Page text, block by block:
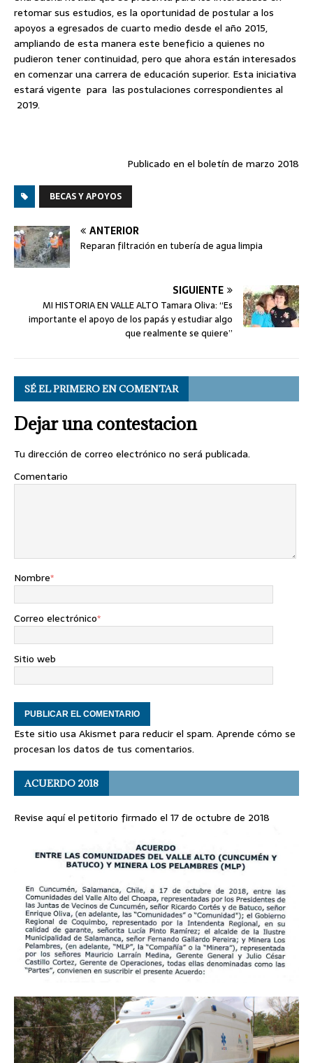
retomar sus estudios, es la oportunidad de postular a los
apoyos a egresados de cuarto medio desde el año 2015,
ampliando de esta manera este beneficio a quienes no
pudieron tener continuidad, pero que ahora están interesados
en comenzar una carrera de educación superior. Esta iniciativa
estará vigente para las postulaciones correspondientes al
2019.
Publicado en el boletín de marzo 2018
BECAS Y APOYOS
ANTERIOR
Reparan filtración en tubería de agua limpia
SIGUIENTE
MI HISTORIA EN VALLE ALTO Tamara Oliva: “Es
importante el apoyo de los papás y estudiar algo
que realmente se quiere”
SÉ EL PRIMERO EN COMENTAR
Dejar una contestacion
Tu dirección de correo electrónico no será publicada.
Comentario
Nombre*
Correo electrónico*
Sitio web
Este sitio usa Akismet para reducir el spam. Aprende cómo se
procesan los datos de tus comentarios.
ACUERDO 2018
Revise aquí el petitorio firmado el 17 de octubre de 2018